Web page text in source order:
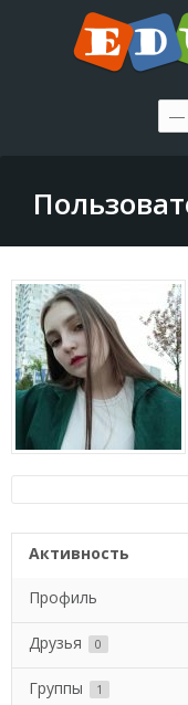
Активность
Профиль
Друзья 0
Группы 1